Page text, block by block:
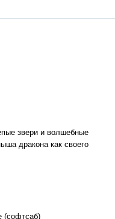
звери и волшебные
дракона как своего
(софтсаб)